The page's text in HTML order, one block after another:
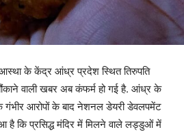
के केंद्र आंध्र प्रदेश स्थित तिरुपति
वाली खबर अब कंफर्म हो गई है. आंध्र के
गंभीर आरोपों के बाद नेशनल डेयरी डेवलपमेंट
है कि प्रसिद्ध मंदिर में मिलने वाले लड्डुओं में